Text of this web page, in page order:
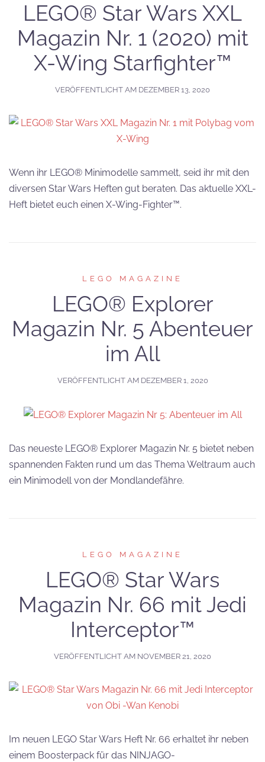
LEGO® Star Wars XXL
Magazin Nr. 1 (2020) mit
X-Wing Starfighter™
VERÖFFENTLICHT AM DEZEMBER 13, 2020
Wenn ihr LEGO® Minimodelle sammelt, seid ihr mit den
diversen Star Wars Heften gut beraten. Das aktuelle XXL-
Heft bietet euch einen X-Wing-Fighter™.
LEGO MAGAZINE
LEGO® Explorer
Magazin Nr. 5 Abenteuer
im All
VERÖFFENTLICHT AM DEZEMBER 1, 2020
Das neueste LEGO® Explorer Magazin Nr. 5 bietet neben
spannenden Fakten rund um das Thema Weltraum auch
ein Minimodell von der Mondlandefähre.
LEGO MAGAZINE
LEGO® Star Wars
Magazin Nr. 66 mit Jedi
Interceptor™
VERÖFFENTLICHT AM NOVEMBER 21, 2020
Im neuen LEGO Star Wars Heft Nr. 66 erhaltet ihr neben
einem Boosterpack für das NINJAGO-